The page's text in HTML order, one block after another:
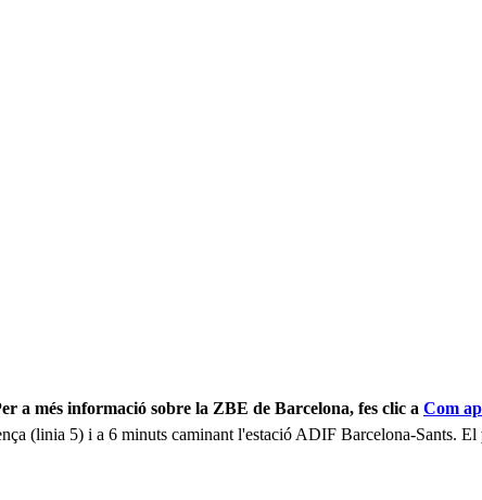
a més informació sobre la ZBE de Barcelona, ​​fes clic a Com
(linia 5) i a 6 minuts caminant l'estació ADIF Barcelona-Sants. El